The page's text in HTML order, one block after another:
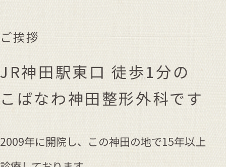
ご挨拶
JR神田駅東口 徒歩1分の
こばなわ神田整形外科です
2009年に開院し、この神田の地で15年以上